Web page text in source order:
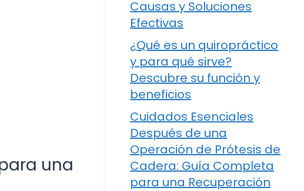
una
Causas y Soluciones
Efectivas
¿Qué es un quiropráctico
y para qué sirve?
Descubre su función y
beneficios
Cuidados Esenciales
Después de una
Operación de Prótesis de
Cadera: Guía Completa
para una Recuperación